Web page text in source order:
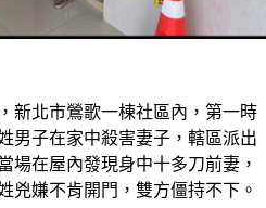
新北市鶯歌一棟社區內，第一時
男子在家中殺害妻子，轄區派出
場在屋內發現身中十多刀前妻，